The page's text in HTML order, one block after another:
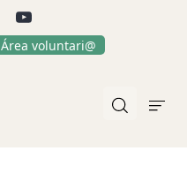
Área voluntari@